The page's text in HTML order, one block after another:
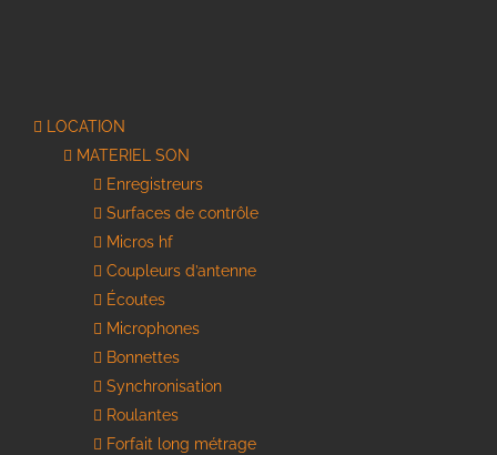
LOCATION
MATERIEL SON
Enregistreurs
Surfaces de contrôle
Micros hf
Coupleurs d’antenne
Écoutes
Microphones
Bonnettes
Synchronisation
Roulantes
Forfait long métrage